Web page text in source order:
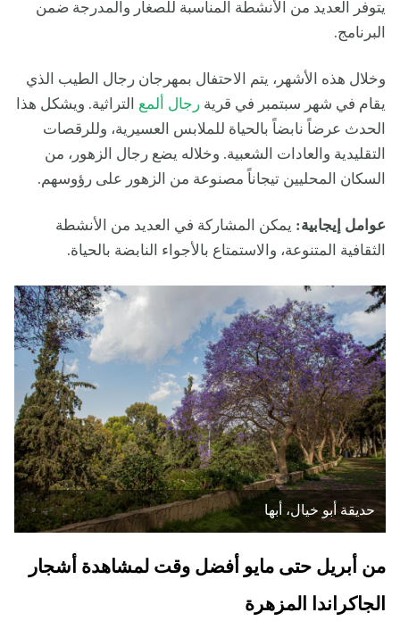
يتوفر العديد من الأنشطة المناسبة للصغار والمدرجة ضمن
البرنامج.
وخلال هذه الأشهر، يتم الاحتفال بمهرجان رجال الطيب الذي
يقام في شهر سبتمبر في قرية رجال ألمع التراثية. ويشكل هذا
الحدث عرضاً نابضاً بالحياة للملابس العسيرية، وللرقصات
التقليدية والعادات الشعبية. وخلاله يضع رجال الزهور، من
السكان المحليين تيجاناً مصنوعة من الزهور على رؤوسهم.
عوامل إيجابية: يمكن المشاركة في العديد من الأنشطة
الثقافية المتنوعة، والاستمتاع بالأجواء النابضة بالحياة.
حديقة أبو خيال، أبها
من أبريل حتى مايو أفضل وقت لمشاهدة أشجار
الجاكراندا المزهرة